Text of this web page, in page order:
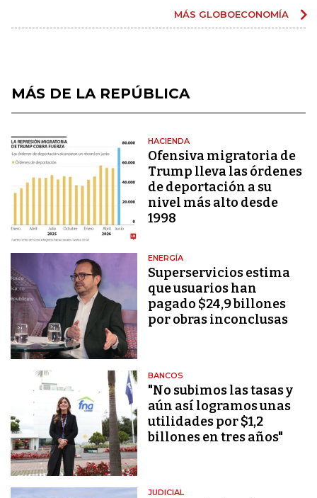
MÁS GLOBOECONOMÍA
MÁS DE LA REPÚBLICA
HACIENDA
Ofensiva migratoria de
Trump lleva las órdenes
de deportación a su
nivel más alto desde
1998
ENERGÍA
Superservicios estima
que usuarios han
pagado $24,9 billones
por obras inconclusas
BANCOS
"No subimos las tasas y
aún así logramos unas
utilidades por $1,2
billones en tres años"
JUDICIAL